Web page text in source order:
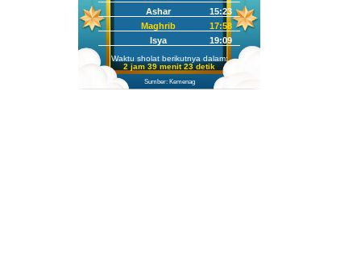
Ashar
15:23
Maghrib
17:58
Isya
19:09
Waktu sholat berikutnya dalam:
2 jam 39 menit 22 detik
Sumber: Kemenag